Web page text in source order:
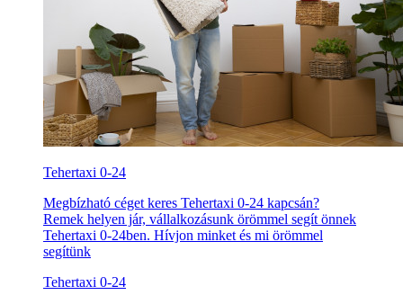
Tehertaxi 0-24
Megbízható céget keres Tehertaxi 0-24 kapcsán?
Remek helyen jár, vállalkozásunk örömmel segít önnek
Tehertaxi 0-24ben. Hívjon minket és mi örömmel
segítünk
Tehertaxi 0-24